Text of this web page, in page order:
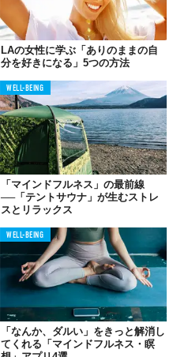
LAの女性に学ぶ「ありのままの自
分を好きになる」5つの方法
WELL-BEING
「マインドフルネス」の最前線
──「テントサウナ」が生むストレ
スとリラックス
WELL-BEING
「なんか、ダルい」をきっと解消し
てくれる「マインドフルネス・瞑